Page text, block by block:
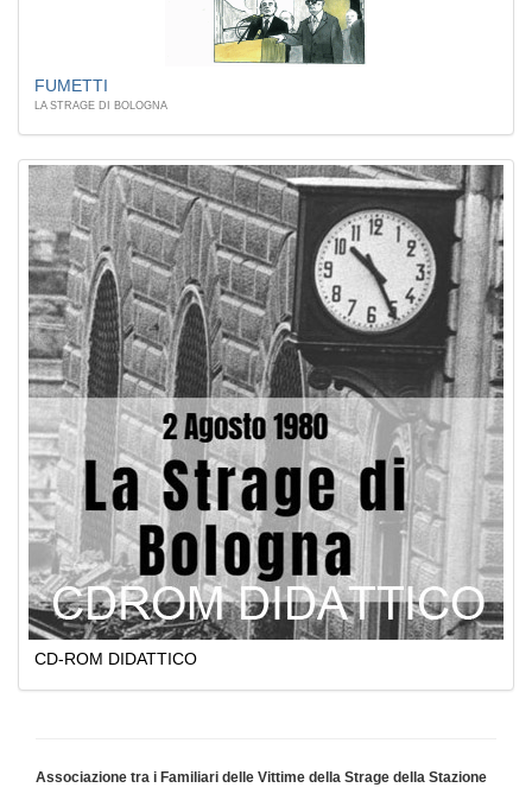
FUMETTI
LA STRAGE DI BOLOGNA
CD-ROM DIDATTICO
Associazione tra i Familiari delle Vittime della Strage della Stazione